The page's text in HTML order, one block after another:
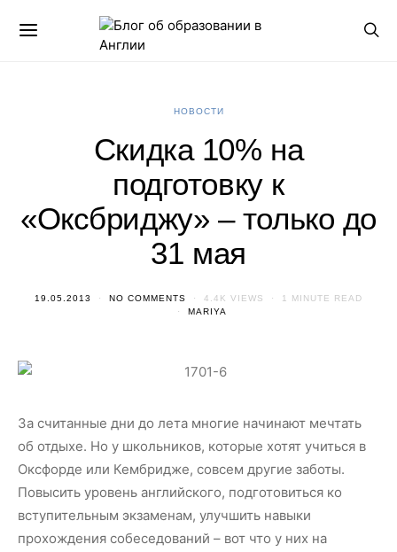
НОВОСТИ
Скидка 10% на
подготовку к
«Оксбриджу» – только до
31 мая
19.05.2013 NO COMMENTS 4.4K VIEWS
1 MINUTE READ
MARIYA
За считанные дни до лета многие начинают мечтать
об отдыхе. Но у школьников, которые хотят учиться в
Оксфорде или Кембридже, совсем другие заботы.
Повысить уровень английского, подготовиться ко
вступительным экзаменам, улучшить навыки
прохождения собеседований – вот что у них на